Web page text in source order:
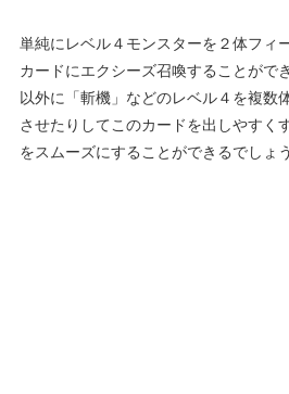
単純にレベル４モンスターを２体フィ
カードにエクシーズ召喚することがで
以外に「斬機」などのレベル４を複数
させたりしてこのカードを出しやすく
をスムーズにすることができるでしょう